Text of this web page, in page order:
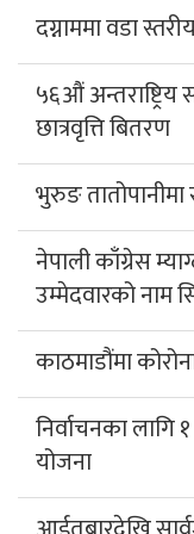
दग्नाममा वडा
५६औं अन्तराष्ट्रिय
छात्रवृत्ति बितरण
भुरुङ
नेपाली काँग्रेस
उम्मेदवारको नाम
काठमाडौंमा
निर्वाचनका लागि
योजना